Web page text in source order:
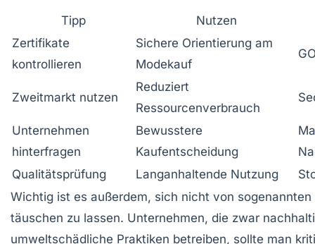
Tipp
Nutzen
Zertifikate
kontrollieren
Sichere Orientierung am
Modekauf
Zweitmarkt nutzen
Reduziert
Ressourcenverbrauch
Unternehmen
hinterfragen
Bewusstere
Kaufentscheidung
Qualitätsprüfung
Langanhaltende Nutzung
Wichtig ist es außerdem, sich nicht von
täuschen zu lassen. Unternehmen, die zwar
umweltschädliche Praktiken betreiben, sollte man